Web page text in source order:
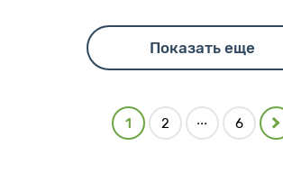
Показать еще
1 2 ... 6